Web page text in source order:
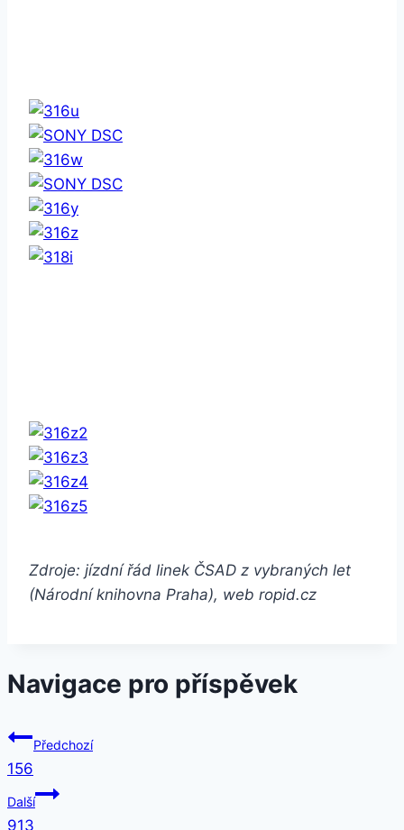
Zdroje: jízdní řád linek ČSAD z vybraných let
(Národní knihovna Praha), web ropid.cz
Navigace pro příspěvek
Předchozí
156
Další
913